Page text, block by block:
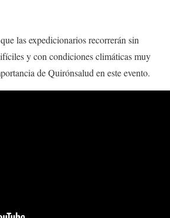
las expedicionarios recorrerán sin
y con condiciones climáticas muy
de Quirónsalud en este evento.